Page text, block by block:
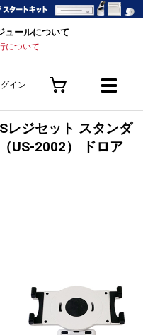
ュールについて
について
グイン
レジセット スタンダ
US-2002） ドロア